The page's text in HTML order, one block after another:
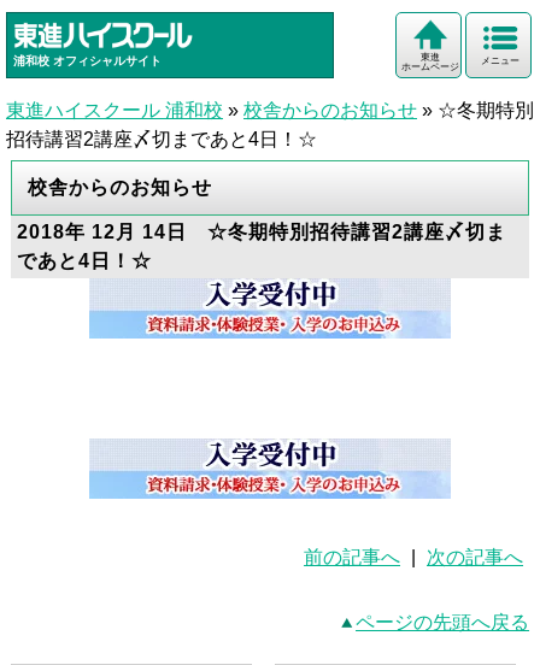
浦和校 オフィシャルサイト メニュー
東進
ホームページ
東進ハイスクール 浦和校 » 校舎からのお知らせ » ☆冬期特別
招待講習2講座〆切まであと4日！☆
校舎からのお知らせ
2018年 12月 14日 ☆冬期特別招待講習2講座〆切ま
であと4日！☆
前の記事へ 次の記事へ
ページの先頭へ戻る